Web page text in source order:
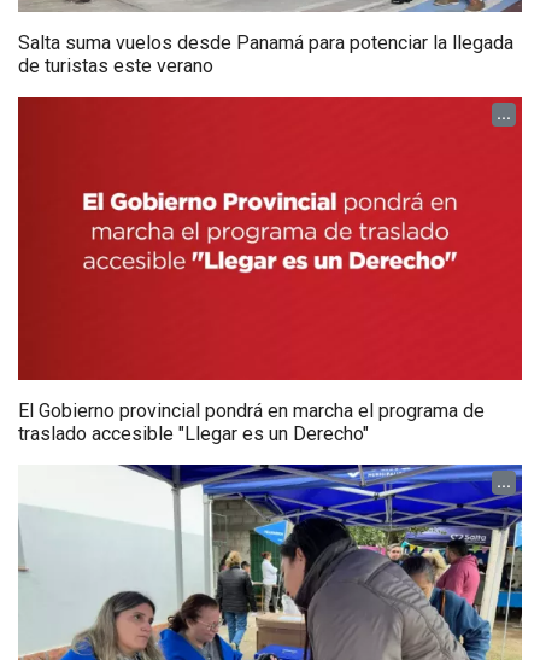
Salta suma vuelos desde Panamá para potenciar la llegada
de turistas este verano
...
El Gobierno provincial pondrá en marcha el programa de
traslado accesible "Llegar es un Derecho"
...